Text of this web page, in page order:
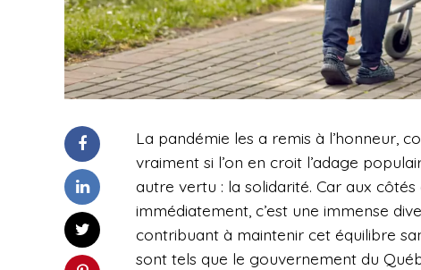
La pandémie les a remis à l’honneur,
vraiment si l’on en croit l’adage
autre vertu : la solidarité. Car aux
immédiatement, c’est une immense
contribuant à maintenir cet équilibre
sont tels que le gouvernement du